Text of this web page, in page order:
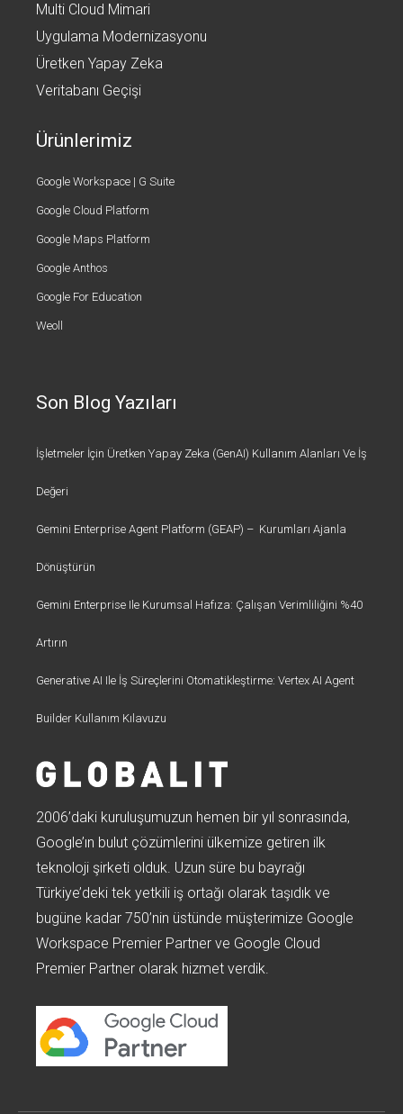
Multi Cloud Mimari
Uygulama Modernizasyonu
Üretken Yapay Zeka
Veritabanı Geçişi
Ürünlerimiz
Google Workspace | G Suite
Google Cloud Platform
Google Maps Platform
Google Anthos
Google For Education
Weoll
Son Blog Yazıları
İşletmeler İçin Üretken Yapay Zeka (GenAI) Kullanım Alanları Ve İş
Değeri
Gemini Enterprise Agent Platform (GEAP) – Kurumları Ajanla
Dönüştürün
Gemini Enterprise Ile Kurumsal Hafıza: Çalışan Verimliliğini %40
Artırın
Generative AI Ile İş Süreçlerini Otomatikleştirme: Vertex AI Agent
Builder Kullanım Kılavuzu
2006’daki kuruluşumuzun hemen bir yıl sonrasında,
Google’ın bulut çözümlerini ülkemize getiren ilk
teknoloji şirketi olduk. Uzun süre bu bayrağı
Türkiye’deki tek yetkili iş ortağı olarak taşıdık ve
bugüne kadar 750’nin üstünde müşterimize Google
Workspace Premier Partner ve Google Cloud
Premier Partner olarak hizmet verdik.